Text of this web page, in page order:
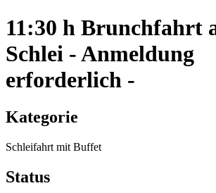
11:30 h Brunchfahrt
Schlei - Anmeldung
erforderlich -
Kategorie
Schleifahrt mit Buffet
Status